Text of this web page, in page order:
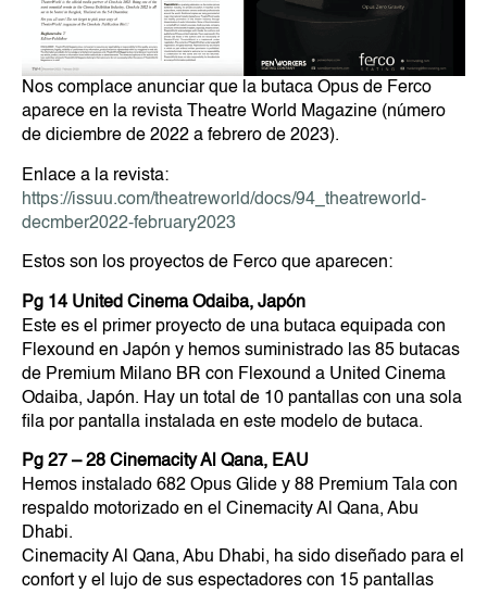
Nos complace anunciar que la butaca Opus de Ferco
aparece en la revista Theatre World Magazine (número
de diciembre de 2022 a febrero de 2023).
Enlace a la revista:
https://issuu.com/theatreworld/docs/94_theatreworld-
decmber2022-february2023
Estos son los proyectos de Ferco que aparecen:
Pg 14 United Cinema Odaiba, Japón
Este es el primer proyecto de una butaca equipada con
Flexound en Japón y hemos suministrado las 85 butacas
de Premium Milano BR con Flexound a United Cinema
Odaiba, Japón. Hay un total de 10 pantallas con una sola
fila por pantalla instalada en este modelo de butaca.
Pg 27 – 28 Cinemacity Al Qana, EAU
Hemos instalado 682 Opus Glide y 88 Premium Tala con
respaldo motorizado en el Cinemacity Al Qana, Abu
Dhabi.
Cinemacity Al Qana, Abu Dhabi, ha sido diseñado para el
confort y el lujo de sus espectadores con 15 pantallas